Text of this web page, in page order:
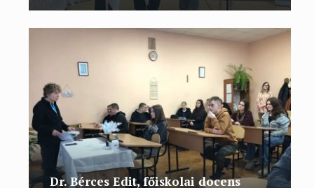
Dr. Bérces Edit, főiskolai docens